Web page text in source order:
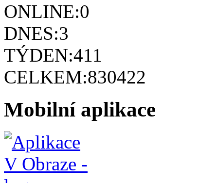
ONLINE:0
DNES:3
TÝDEN:411
CELKEM:830422
Mobilní aplikace